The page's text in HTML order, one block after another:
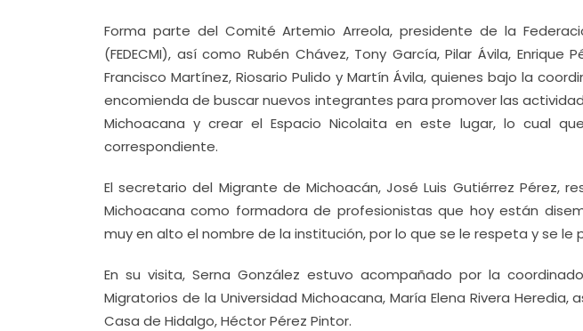
Forma parte del Comité Artemio Arreola, presidente de la
(FEDECMI), así como Rubén Chávez, Tony García, Pilar Ávila, Enrique
Francisco Martínez, Riosario Pulido y Martín Ávila, quienes bajo la
encomienda de buscar nuevos integrantes para promover las
Michoacana y crear el Espacio Nicolaita en este lugar, lo cual
correspondiente.
El secretario del Migrante de Michoacán, José Luis Gutiérrez Pérez,
Michoacana como formadora de profesionistas que hoy están
muy en alto el nombre de la institución, por lo que se le respeta y se le
En su visita, Serna González estuvo acompañado por la
Migratorios de la Universidad Michoacana, María Elena Rivera
Casa de Hidalgo, Héctor Pérez Pintor.